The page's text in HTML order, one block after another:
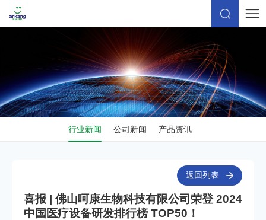
行业新闻 公司新闻 产品资讯
返回列表
喜报 | 佛山呵康生物科技有限公司荣登 2024
中国医疗设备研发排行榜 TOP50！